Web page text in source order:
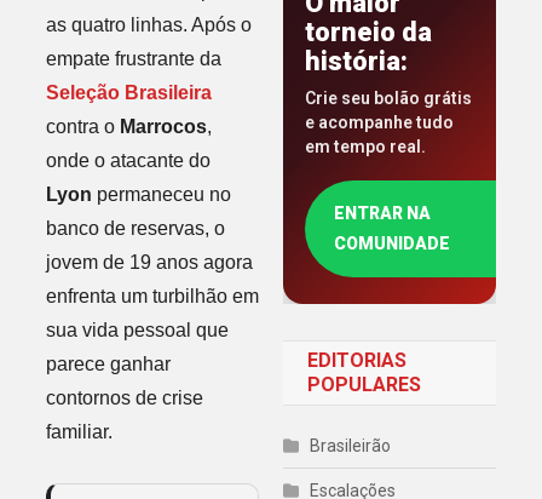
as quatro linhas. Após o
empate frustrante da
Seleção Brasileira
contra o Marrocos,
onde o atacante do
Lyon permaneceu no
banco de reservas, o
jovem de 19 anos agora
enfrenta um turbilhão em
sua vida pessoal que
parece ganhar
contornos de crise
familiar.
torneio da
história:
Crie seu bolão grátis
e acompanhe tudo
em tempo real.
ENTRAR NA
COMUNIDADE
EDITORIAS
POPULARES
Brasileirão
Escalações